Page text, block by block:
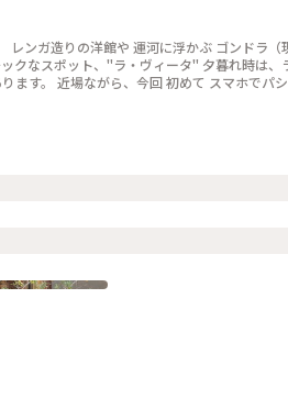
ンガ造りの洋館や 運河に浮かぶ ゴンドラ（
クなスポット、"ラ・ヴィータ" 夕暮れ時は、
す。 近場ながら、今回 初めて スマホでパ
は 何代か変わり…今は、革製品のお店や イン
#春の訪れ #ラヴィータ #ヴェネチアの街並み